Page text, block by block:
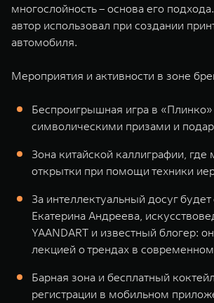
WEY 80
Масштаб возможностей
от 6 449 000 ₽
многослойность – основа его
автор использовал при создании
автомобиля.
Мероприятия и активности в зоне
Беспроигрышная игра в «Плинко»
символическими призами и
Зона китайской каллиграфии,
открытки при помощи техники
За интеллектуальный досуг будет
Екатерина Андреева,
YAANDART и известный блогер:
лекцией о трендах в
Барная зона и бесплатный
регистрации в мобильном